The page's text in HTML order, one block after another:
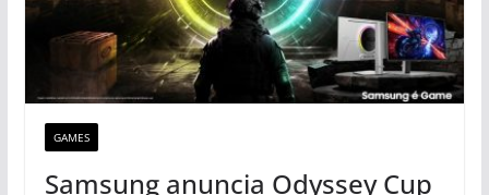
GAMES
Samsung anuncia Odyssey Cup